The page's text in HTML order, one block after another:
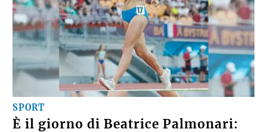
SPORT
È il giorno di Beatrice Palmonari: